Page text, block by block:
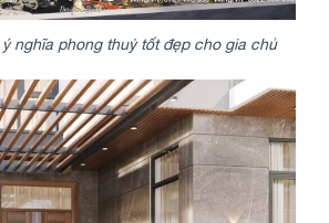
nghĩa phong thuỷ tốt đẹp cho gia chủ